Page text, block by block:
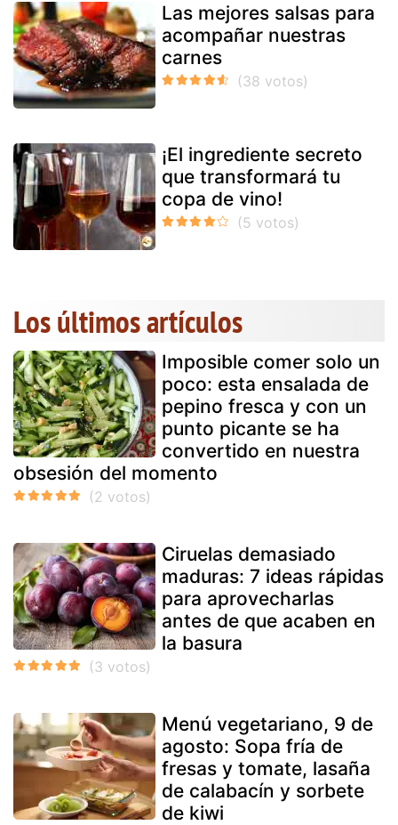
Las mejores salsas para
acompañar nuestras
carnes
¡El ingrediente secreto
que transformará tu
copa de vino!
Los últimos artículos
Imposible comer solo un
poco: esta ensalada de
pepino fresca y con un
punto picante se ha
convertido en nuestra
obsesión del momento
Ciruelas demasiado
maduras: 7 ideas rápidas
para aprovecharlas
antes de que acaben en
la basura
Menú vegetariano, 9 de
agosto: Sopa fría de
fresas y tomate, lasaña
de calabacín y sorbete
de kiwi